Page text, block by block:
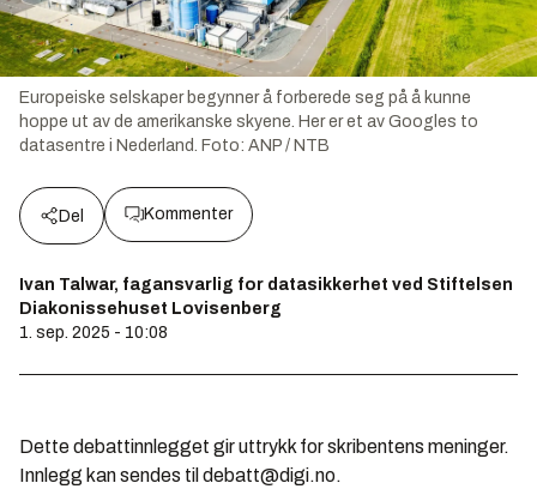
Europeiske selskaper begynner å forberede seg på å kunne
hoppe ut av de amerikanske skyene. Her er et av Googles to
datasentre i Nederland. Foto: ANP / NTB
Del Kommenter
Ivan Talwar, fagansvarlig for datasikkerhet ved Stiftelsen
Diakonissehuset Lovisenberg
1. sep. 2025 - 10:08
Dette debattinnlegget gir uttrykk for skribentens meninger.
Innlegg kan sendes til debatt@digi.no.